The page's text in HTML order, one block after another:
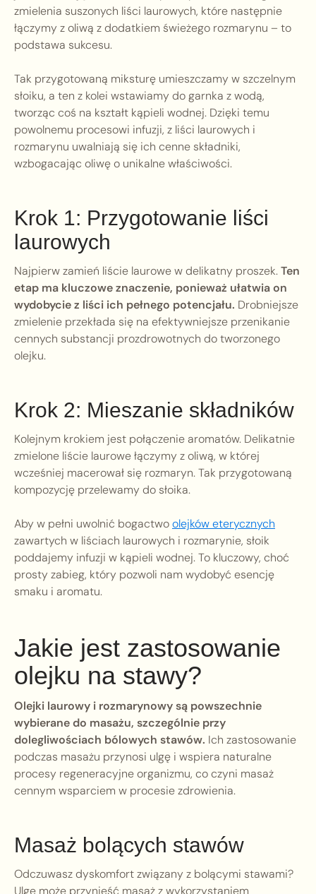
zmielenia suszonych liści laurowych, które następnie
łączymy z oliwą z dodatkiem świeżego rozmarynu – to
podstawa sukcesu.
Tak przygotowaną miksturę umieszczamy w szczelnym
słoiku, a ten z kolei wstawiamy do garnka z wodą,
tworząc coś na kształt kąpieli wodnej. Dzięki temu
powolnemu procesowi infuzji, z liści laurowych i
rozmarynu uwalniają się ich cenne składniki,
wzbogacając oliwę o unikalne właściwości.
Krok 1: Przygotowanie liści
laurowych
Najpierw zamień liście laurowe w delikatny proszek.Ten
etap ma kluczowe znaczenie, ponieważ ułatwia on
wydobycie z liści ich pełnego potencjału. Drobniejsze
zmielenie przekłada się na efektywniejsze przenikanie
cennych substancji prozdrowotnych do tworzonego
olejku.
Krok 2: Mieszanie składników
Kolejnym krokiem jest połączenie aromatów. Delikatnie
zmielone liście laurowe łączymy z oliwą, w której
wcześniej macerował się rozmaryn. Tak przygotowaną
kompozycję przelewamy do słoika.
Aby w pełni uwolnić bogactwoolejków eterycznych
zawartych w liściach laurowych i rozmarynie, słoik
poddajemy infuzji w kąpieli wodnej. To kluczowy, choć
prosty zabieg, który pozwoli nam wydobyć esencję
smaku i aromatu.
Jakie jest zastosowanie
olejku na stawy?
Olejki laurowy i rozmarynowy są powszechnie
wybierane do masażu, szczególnie przy
dolegliwościach bólowych stawów. Ich zastosowanie
podczas masażu przynosi ulgę i wspiera naturalne
procesy regeneracyjne organizmu, co czyni masaż
cennym wsparciem w procesie zdrowienia.
Masaż bolących stawów
Odczuwasz dyskomfort związany z bolącymi stawami?
Ulgę może przynieść masaż z wykorzystaniem